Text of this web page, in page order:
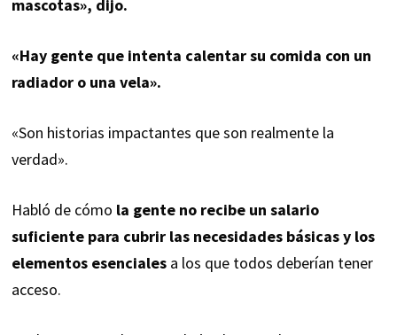
mascotas», dijo.
«Hay gente que intenta calentar su comida con un
radiador o una vela».
«Son historias impactantes que son realmente la
verdad».
Habló de cómo la gente no recibe un salario
suficiente para cubrir las necesidades básicas y los
elementos esencialesa los que todos deberían tener
acceso.